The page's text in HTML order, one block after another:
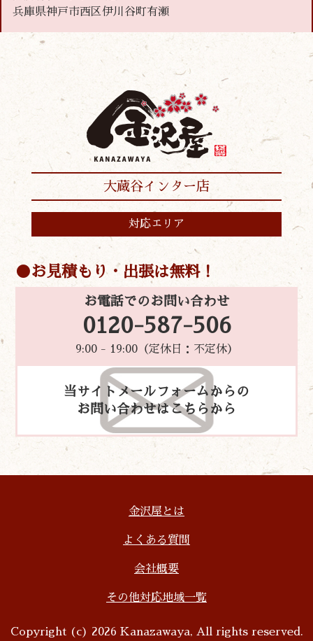
兵庫県神戸市西区伊川谷町有瀬
大蔵谷インター店
対応エリア
お見積もり・出張は無料！
お電話でのお問い合わせ
0120-587-506
9:00 - 19:00（定休日：不定休）
当サイトメールフォームからの
お問い合わせはこちらから
金沢屋とは
よくある質問
会社概要
その他対応地域一覧
Copyright (c) 2026 Kanazawaya, All rights reserved.